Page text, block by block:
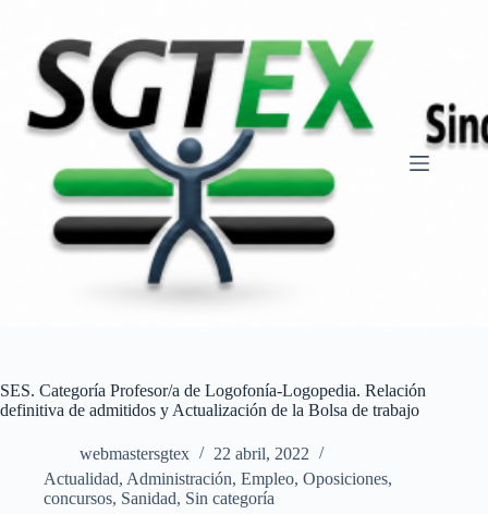
contenido
SES. Categoría Profesor/a de Logofonía-Logopedia. Relación
definitiva de admitidos y Actualización de la Bolsa de trabajo
webmastersgtex
22 abril, 2022
Actualidad, Administración, Empleo, Oposiciones,
concursos, Sanidad, Sin categoría